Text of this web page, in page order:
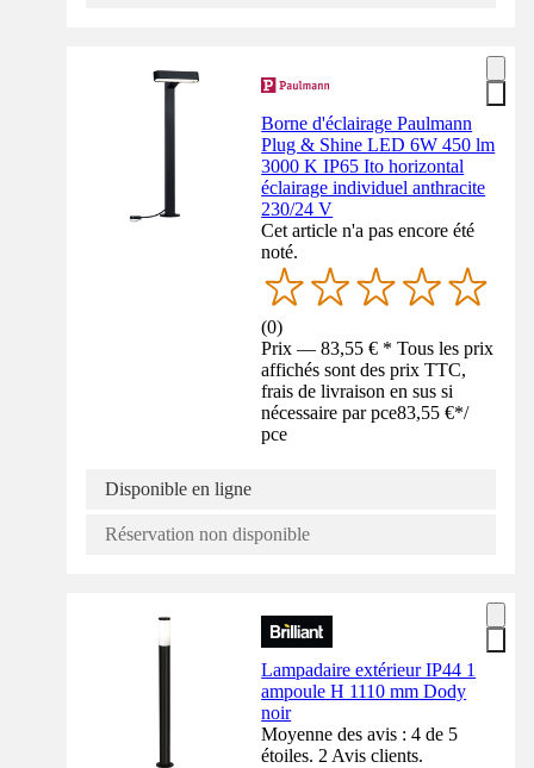
Borne d'éclairage Paulmann
Plug & Shine LED 6W 450 lm
3000 K IP65 Ito horizontal
éclairage individuel anthracite
230/24 V
Cet article n'a pas encore été
noté.
(0)
Prix — 83,55 € * Tous les prix
affichés sont des prix TTC,
frais de livraison en sus si
nécessaire par pce83,55 €*/
pce
Disponible en ligne
Réservation non disponible
Lampadaire extérieur IP44 1
ampoule H 1110 mm Dody
noir
Moyenne des avis : 4 de 5
étoiles. 2 Avis clients.